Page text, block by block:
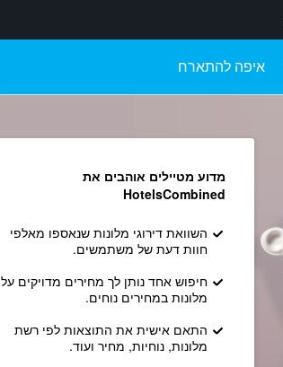
איפה להתארח
מדוע מטיילים אוהבים את
HotelsCombined
השוואת דירוגי מלונות שנאספו מאלפי
חוות דעת של משתמשים.
חיפוש אחד נותן לך מחירים מדויקים על
מלונות במחירים נוחים.
התאם אישית את התוצאות לפי רשת
מלונות, נוחיות, מחיר ועוד.